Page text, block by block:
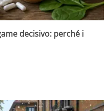
decisivo: perché i